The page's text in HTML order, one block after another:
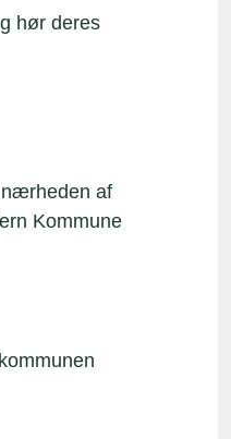
hør deres
af
Kommune